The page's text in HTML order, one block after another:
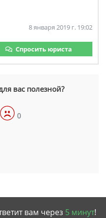
8 января 2019 г. 19:02
Спросить юриста
вас полезной?
0
вам через 5 минут!